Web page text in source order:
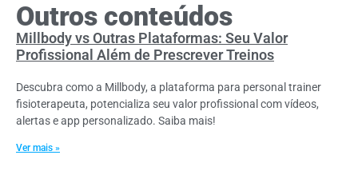
Outros conteúdos
Millbody vs Outras Plataformas: Seu Valor
Profissional Além de Prescrever Treinos
Descubra como a Millbody, a plataforma para personal trainer
fisioterapeuta, potencializa seu valor profissional com vídeos,
alertas e app personalizado. Saiba mais!
Ver mais »